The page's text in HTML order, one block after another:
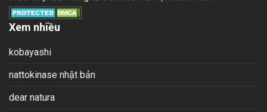
Xem nhiều
kobayashi
nattokinase nhật bản
dear natura